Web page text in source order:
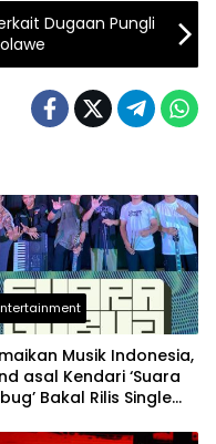
Dugaan Pungli
Musik Indonesia,
asal Kendari ‘Suara
Bakal Rilis Single